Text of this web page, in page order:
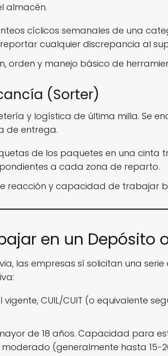
almacén.
cíclicos semanales de una
cualquier discrepancia al
orden y manejo básico de
(Sorter)
y logística de última milla. Se
de entrega.
de los paquetes en una cinta
a cada zona de reparto.
reacción y capacidad de trabajar
en un Depósito
las empresas sí solicitan una
vigente, CUIL/CUIT (o equivalente
de 18 años. Capacidad para
(generalmente hasta 15-